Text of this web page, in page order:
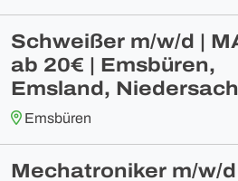
Schweißer m/w/d |
ab 20€ | Emsbüren,
Emsland,
Emsbüren
Mechatroniker m/w/d